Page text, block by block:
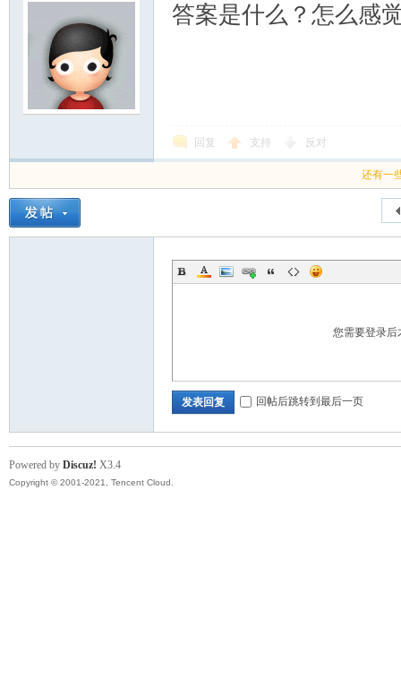
答案是什么？怎么感
回复 支持 反对
还有一
您需要登录
发表回复 回帖后跳转到最后一页
Powered by Discuz! X3.4
Copyright © 2001-2021, Tencent Cloud.